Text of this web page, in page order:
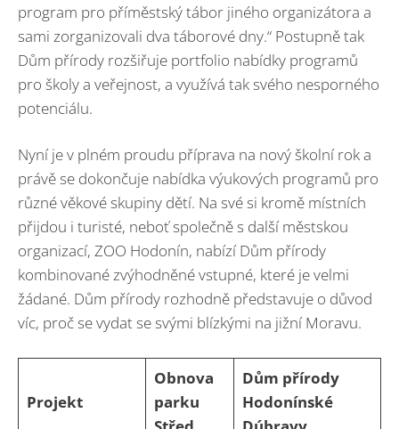
program pro příměstský tábor jiného organizátora a
sami zorganizovali dva táborové dny.“ Postupně tak
Dům přírody rozšiřuje portfolio nabídky programů
pro školy a veřejnost, a využívá tak svého nesporného
potenciálu.
Nyní je v plném proudu příprava na nový školní rok a
právě se dokončuje nabídka výukových programů pro
různé věkové skupiny dětí. Na své si kromě místních
přijdou i turisté, neboť společně s další městskou
organizací, ZOO Hodonín, nabízí Dům přírody
kombinované zvýhodněné vstupné, které je velmi
žádané. Dům přírody rozhodně představuje o důvod
víc, proč se vydat se svými blízkými na jižní Moravu.
Projekt
Obnova
parku
Dům přírody
Hodonínské